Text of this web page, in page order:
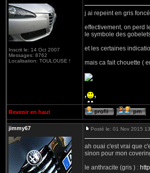
Inscrit le: 14 Oct 2007
Messages: 8762
Localisation: TOULOUSE !
j ai repeint en gris
effectivement, on perd
le symbole des
et les certaines
mais ca fait chouette (
Revenir en haut
jimmy67 Posté le: 01 Nov 2015
ah ouai c'est vrai que
sinon pour mon
le anthracite (gris ) :